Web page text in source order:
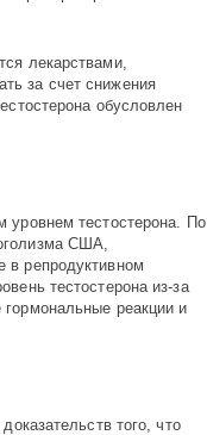
лекарствами,
за счет снижения
обусловлен
уровнем тестостерона. По
США,
в репродуктивном
тестостерона из-за
реакции и
того, что